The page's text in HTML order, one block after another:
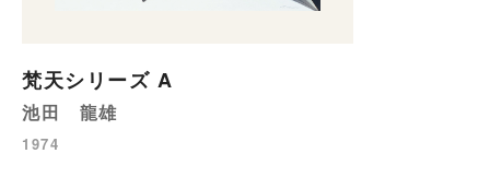
梵天シリーズ A
池田 龍雄
1974